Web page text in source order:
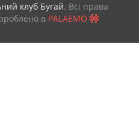
клуб Бугай. Всі права
в PALAEMO